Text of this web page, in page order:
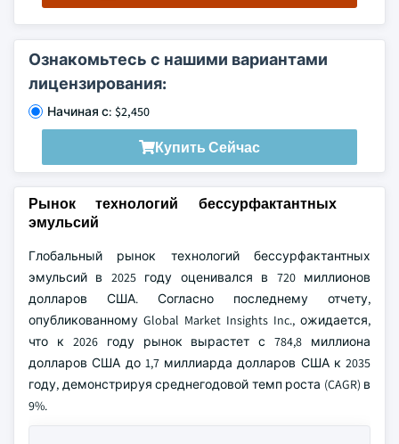
Ознакомьтесь с нашими вариантами
лицензирования:
Начиная с: $2,450
Купить Сейчас
Рынок технологий бессурфактантных
эмульсий
Глобальный рынок технологий бессурфактантных
эмульсий в 2025 году оценивался в 720 миллионов
долларов США. Согласно последнему отчету,
опубликованному Global Market Insights Inc., ожидается,
что к 2026 году рынок вырастет с 784,8 миллиона
долларов США до 1,7 миллиарда долларов США к 2035
году, демонстрируя среднегодовой темп роста (CAGR) в
9%.